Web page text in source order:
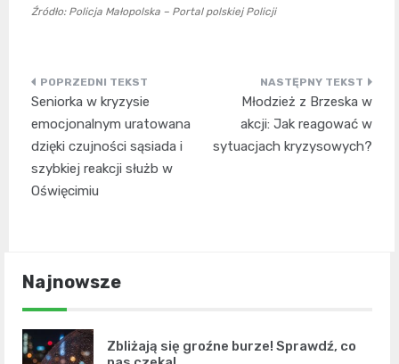
Źródło: Policja Małopolska – Portal polskiej Policji
Nawigacja
wpisu
Seniorka w kryzysie
emocjonalnym uratowana
dzięki czujności sąsiada i
szybkiej reakcji służb w
Oświęcimiu
Młodzież z Brzeska w
akcji: Jak reagować w
sytuacjach kryzysowych?
Najnowsze
Zbliżają się groźne burze! Sprawdź, co